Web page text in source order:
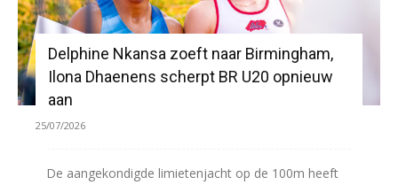
Delphine Nkansa zoeft naar Birmingham,
Ilona Dhaenens scherpt BR U20 opnieuw
aan
25/07/2026
De aangekondigde limietenjacht op de 100m heeft